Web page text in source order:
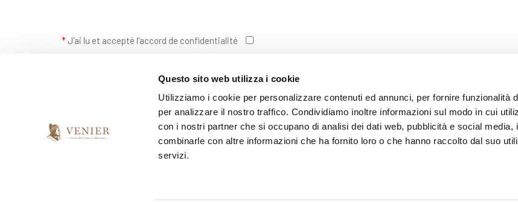
Questo sito web utilizza i cookie
Utilizziamo i cookie per personalizzare contenuti ed annunci, per fornire funzionalità
per analizzare il nostro traffico. Condividiamo inoltre informazioni sul modo in cui
con i nostri partner che si occupano di analisi dei dati web, pubblicità e social media,
combinarle con altre informazioni che ha fornito loro o che hanno raccolto dal suo
servizi.
* J'ai lu et accepté l'accord de confidentialité